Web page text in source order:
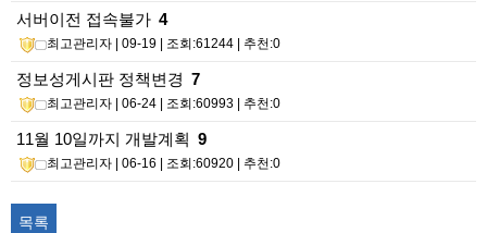
서버이전 접속불가 4
최고관리자 | 09-19 | 조회:61244 | 추천:0
정보성게시판 정책변경 7
최고관리자 | 06-24 | 조회:60993 | 추천:0
11월 10일까지 개발계획 9
최고관리자 | 06-16 | 조회:60920 | 추천:0
목록